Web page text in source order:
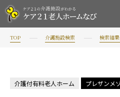
TOPページ
資料請求
TOP 介護施設検索 検索結
介護付有料老人ホーム プレザンメ